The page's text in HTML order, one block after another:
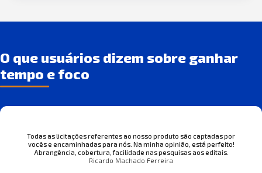
O que usuários dizem sobre ganhar
tempo e foco
Todas as licitações referentes ao nosso produto são captadas por
vocês e encaminhadas para nós. Na minha opinião, está perfeito!
Abrangência, cobertura, facilidade nas pesquisas aos editais.
Ricardo Machado Ferreira